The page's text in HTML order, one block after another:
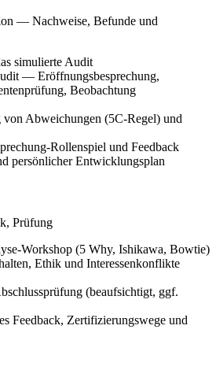
— Nachweise, Befunde und
simulierte Audit
— Eröffnungsbesprechung,
Beobachtung
Abweichungen (5C-Regel) und
Rollenspiel und Feedback
persönlicher Entwicklungsplan
Prüfung
Workshop (5 Why, Ishikawa, Bowtie)
Ethik und Interessenkonflikte
(beaufsichtigt, ggf.
Feedback, Zertifizierungswege und